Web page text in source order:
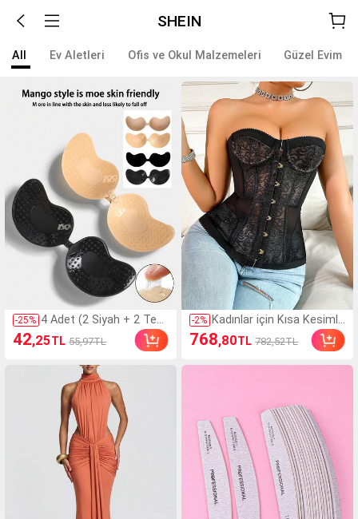
SHEIN
All Ev Aletleri Ofis ve Okul Malzemeleri Güzel Evim
-25% 4 Adet (2 Siyah + 2 Ten
Rengi) Kendinden Yapışk
anlı Silikon Görünmez S
muz Açık ve Nedime Par
tileri İçin Askısız Sırt Dek
olteli Göğüs Toparlayıcı
Kaplar
42,25TL 55,97TL
-2% Kadınlar için Kısa Kesimli
Askılı Bluz, Nefes Alabilen
Göğüs ve Bel Şekillendiric
768,80TL 782,52TL